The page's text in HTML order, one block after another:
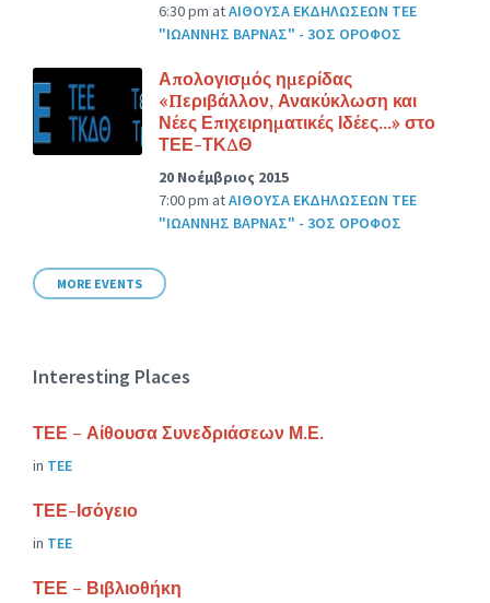
6:30 pm atΑΙΘΟΥΣΑ ΕΚΔΗΛΩΣΕΩΝ ΤΕΕ
"ΙΩΑΝΝΗΣ ΒΑΡΝΑΣ" - 3ΟΣ ΟΡΟΦΟΣ
Απολογισμός ημερίδας
«Περιβάλλον, Ανακύκλωση και
Νέες Επιχειρηματικές Ιδέες…» στο
ΤΕΕ-ΤΚΔΘ
20 Νοέμβριος 2015
7:00 pm atΑΙΘΟΥΣΑ ΕΚΔΗΛΩΣΕΩΝ ΤΕΕ
"ΙΩΑΝΝΗΣ ΒΑΡΝΑΣ" - 3ΟΣ ΟΡΟΦΟΣ
MORE EVENTS
Interesting Places
ΤΕΕ – Αίθουσα Συνεδριάσεων Μ.Ε.
in ΤΕΕ
ΤΕΕ-Ισόγειο
in ΤΕΕ
ΤΕΕ – Βιβλιοθήκη